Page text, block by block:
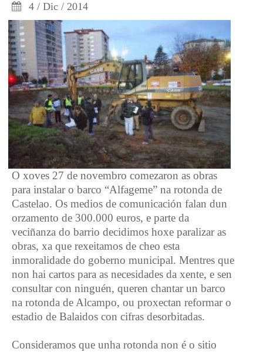
4 / Dic / 2014
O xoves 27 de novembro comezaron as obras
para instalar o barco “Alfageme” na rotonda de
Castelao. Os medios de comunicación falan dun
orzamento de 300.000 euros, e parte da
veciñanza do barrio decidimos hoxe paralizar as
obras, xa que rexeitamos de cheo esta
inmoralidade do goberno municipal. Mentres que
non hai cartos para as necesidades da xente, e sen
consultar con ninguén, queren chantar un barco
na rotonda de Alcampo, ou proxectan reformar o
estadio de Balaidos con cifras desorbitadas.
Consideramos que unha rotonda non é o sitio